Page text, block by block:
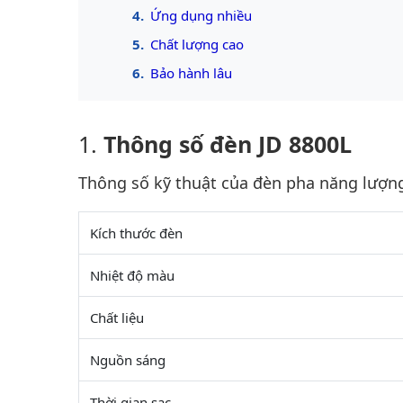
Ứng dụng nhiều
Chất lượng cao
Bảo hành lâu
Thông số đèn JD 8800L
Thông số kỹ thuật của đèn pha năng
Kích thước đèn
Nhiệt độ màu
Chất liệu
Nguồn sáng